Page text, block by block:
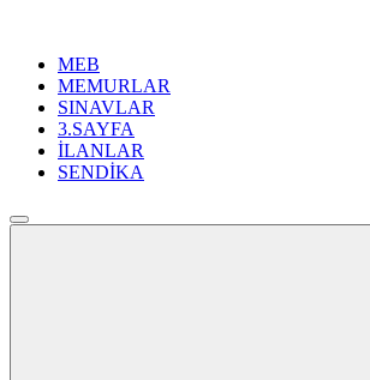
MEB
MEMURLAR
SINAVLAR
3.SAYFA
İLANLAR
SENDİKA